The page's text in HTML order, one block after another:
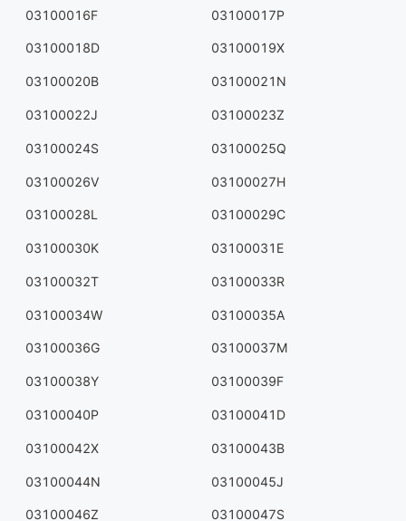
03100016F 03100017P
03100018D 03100019X
03100020B 03100021N
03100022J 03100023Z
03100024S 03100025Q
03100026V 03100027H
03100028L 03100029C
03100030K 03100031E
03100032T 03100033R
03100034W 03100035A
03100036G 03100037M
03100038Y 03100039F
03100040P 03100041D
03100042X 03100043B
03100044N 03100045J
03100046Z 03100047S